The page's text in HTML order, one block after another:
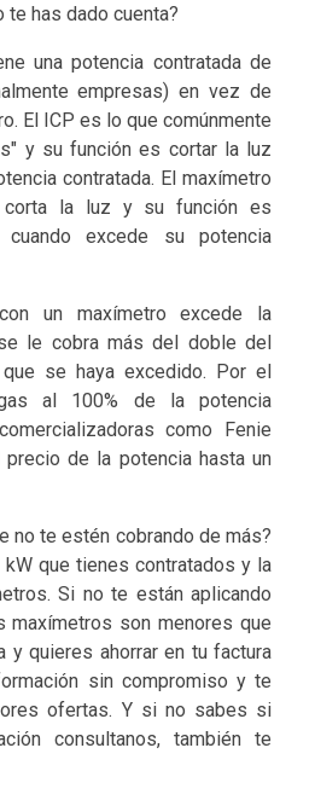
has dado cuenta?
una potencia contratada de
empresas) en vez de
El ICP es lo que comúnmente
y su función es cortar la luz
contratada. El maxímetro
corta la luz y su función es
excede su potencia
un maxímetro excede la
le cobra más del doble del
se haya excedido. Por el
al 100% de la potencia
como Fenie
precio de la potencia hasta un
no te estén cobrando de más?
que tienes contratados y la
Si no te están aplicando
maxímetros son menores que
y quieres ahorrar en tu factura
sin compromiso y te
ofertas. Y si no sabes si
consultanos, también te